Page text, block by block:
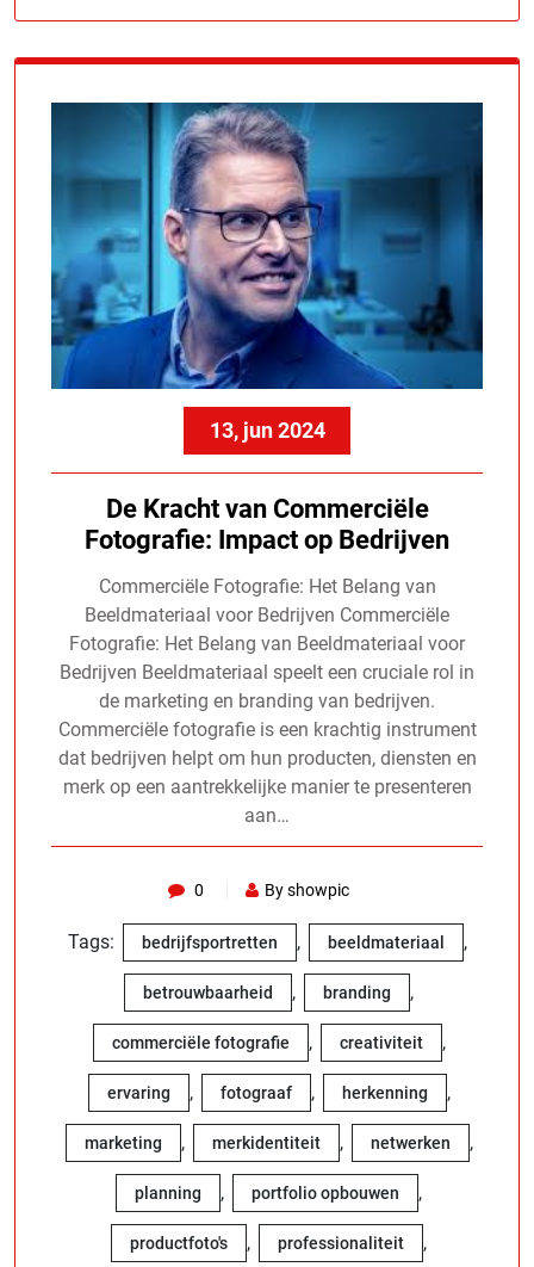
13, jun 2024
De Kracht van Commerciële
Fotografie: Impact op Bedrijven
Commerciële Fotografie: Het Belang van
Beeldmateriaal voor Bedrijven Commerciële
Fotografie: Het Belang van Beeldmateriaal voor
Bedrijven Beeldmateriaal speelt een cruciale rol in
de marketing en branding van bedrijven.
Commerciële fotografie is een krachtig instrument
dat bedrijven helpt om hun producten, diensten en
merk op een aantrekkelijke manier te presenteren
aan…
0 By showpic
Tags: bedrijfsportretten , beeldmateriaal ,
betrouwbaarheid , branding ,
commerciële fotografie , creativiteit ,
ervaring , fotograaf , herkenning ,
marketing , merkidentiteit , netwerken ,
planning , portfolio opbouwen ,
productfoto's , professionaliteit ,